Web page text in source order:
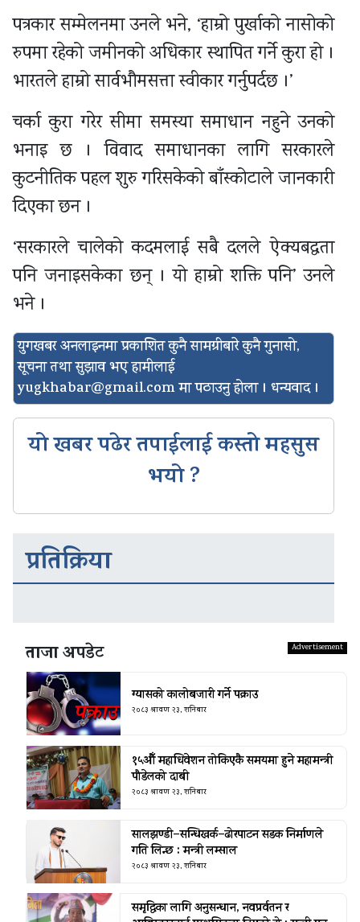
पत्रकार सम्मेलनमा उनले भने, ‘हाम्रो पुर्खाको नासोको
रुपमा रहेको जमीनको अधिकार स्थापित गर्ने कुरा हो ।
भारतले हाम्रो सार्वभौमसत्ता स्वीकार गर्नुपर्दछ ।’
चर्का कुरा गरेर सीमा समस्या समाधान नहुने उनको
भनाइ छ । विवाद समाधानका लागि सरकारले
कुटनीतिक पहल शुरु गरिसकेको बाँस्कोटाले जानकारी
दिएका छन ।
‘सरकारले चालेको कदमलाई सबै दलले ऐक्यबद्धता
पनि जनाइसकेका छन् । यो हाम्रो शक्ति पनि’ उनले
भने ।
युगखबर अनलाइनमा प्रकाशित कुनै सामग्रीबारे कुनै गुनासो,
सूचना तथा सुझाव भए हामीलाई
yugkhabar@gmail.comमा पठाउनु होला । धन्यवाद ।
यो खबर पढेर तपाईलाई कस्तो महसुस
भयो ?
प्रतिक्रिया
ताजा अपडेट
ग्यासको कालोबजारी गर्ने पक्राउ
२०८३ श्रावण २३, शनिबार
१५औँ महाधिवेशन तोकिएकै समयमा हुने महामन्त्री
पौडेलको दाबी
२०८३ श्रावण २३, शनिबार
सालझण्डी–सन्धिखर्क–ढोरपाटन सडक निर्माणले
गति लिन्छ : मन्त्री लम्साल
२०८३ श्रावण २३, शनिबार
समृद्धिका लागि अनुसन्धान, नवप्रर्वतन र